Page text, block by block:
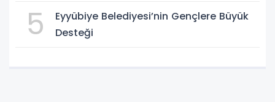
5
Eyyübiye Belediyesi’nin Gençlere Büyük
Desteği